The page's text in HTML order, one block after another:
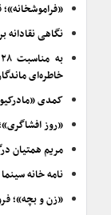
نگاهی نقادانه
خاطره‌ای
کمدی
«روز
مریم همتیان
نامه خانه
«زن و بچه»؛